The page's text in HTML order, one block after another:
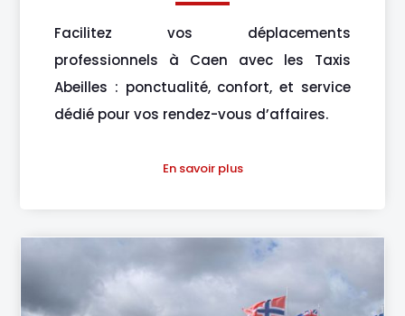
Facilitez vos déplacements
professionnels à Caen avec les Taxis
Abeilles : ponctualité, confort, et service
dédié pour vos rendez-vous d’affaires.
En savoir plus